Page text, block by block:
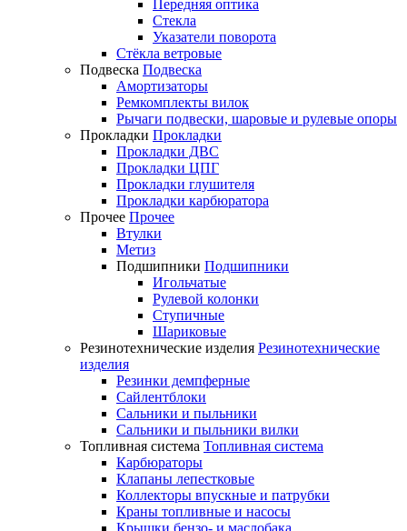
Передняя оптика
Стекла
Указатели поворота
Стёкла ветровые
Подвеска Подвеска
Амортизаторы
Ремкомплекты вилок
Рычаги подвески, шаровые и рулевые опоры
Прокладки Прокладки
Прокладки ДВС
Прокладки ЦПГ
Прокладки глушителя
Прокладки карбюратора
Прочее Прочее
Втулки
Метиз
Подшипники Подшипники
Игольчатые
Рулевой колонки
Ступичные
Шариковые
Резинотехнические изделия Резинотехнические
изделия
Резинки демпферные
Сайлентблоки
Сальники и пыльники
Сальники и пыльники вилки
Топливная система Топливная система
Карбюраторы
Клапаны лепестковые
Коллекторы впускные и патрубки
Краны топливные и насосы
Крышки бензо- и маслобака